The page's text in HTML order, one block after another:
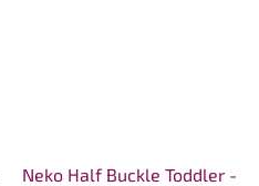
Neko Half Buckle Toddler -